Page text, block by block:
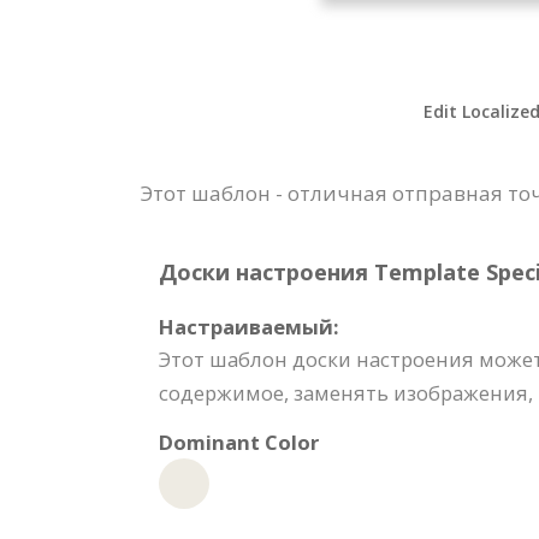
Edit
Этот шаблон - отличная отправная
Доски настроения Template
Настраиваемый:
Этот шаблон доски настроения
содержимое, заменять
Dominant Color